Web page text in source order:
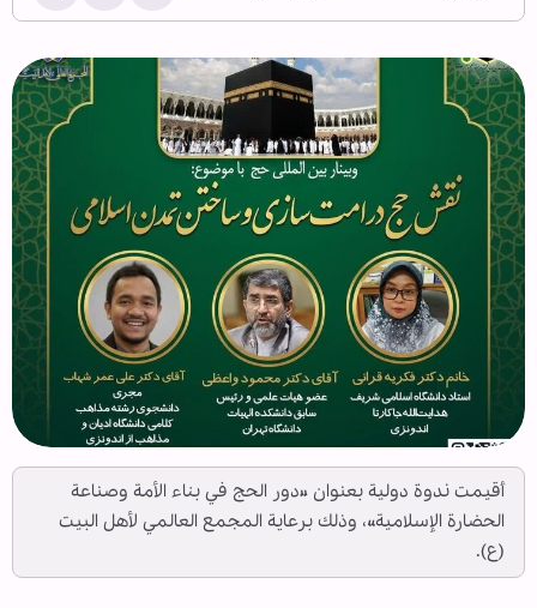
أقيمت ندوة دولية بعنوان «دور الحج في بناء الأمة وصناعة
الحضارة الإسلامية»، وذلك برعاية المجمع العالمي لأهل البيت
(ع).